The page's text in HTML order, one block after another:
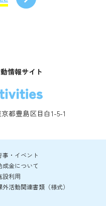
情報サイト
都豊島区目白1-5-1
事・イベント
成金について
設利用
外活動関連書類（様式）